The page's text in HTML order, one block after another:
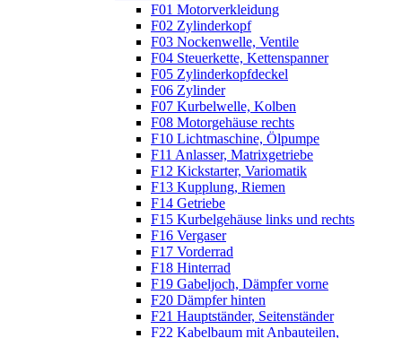
F01 Motorverkleidung
F02 Zylinderkopf
F03 Nockenwelle, Ventile
F04 Steuerkette, Kettenspanner
F05 Zylinderkopfdeckel
F06 Zylinder
F07 Kurbelwelle, Kolben
F08 Motorgehäuse rechts
F10 Lichtmaschine, Ölpumpe
F11 Anlasser, Matrixgetriebe
F12 Kickstarter, Variomatik
F13 Kupplung, Riemen
F14 Getriebe
F15 Kurbelgehäuse links und rechts
F16 Vergaser
F17 Vorderrad
F18 Hinterrad
F19 Gabeljoch, Dämpfer vorne
F20 Dämpfer hinten
F21 Hauptständer, Seitenständer
F22 Kabelbaum mit Anbauteilen,